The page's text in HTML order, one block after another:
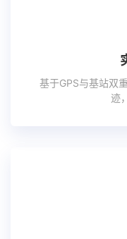
基于GPS与基站双
迹